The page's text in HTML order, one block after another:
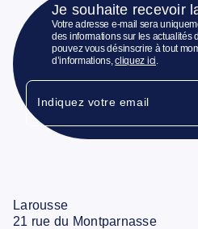
Je souhaite recevoir
Votre adresse e-mail sera
des informations sur les actualités
pouvez vous désinscrire à tout
d’informations,cliquez ici
Indiquez votre email
Larousse
21 rue du Montparnasse